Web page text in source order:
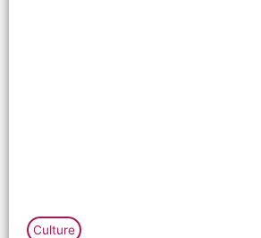
Culture